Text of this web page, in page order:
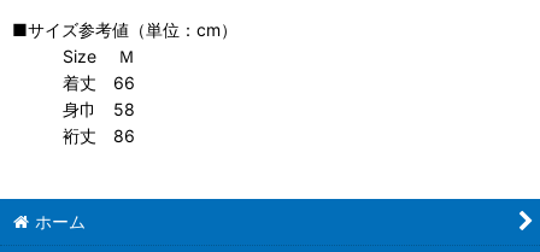
■サイズ参考値（単位：cm）
Size Ｍ
着丈 66
身巾 58
裄丈 86
ホーム